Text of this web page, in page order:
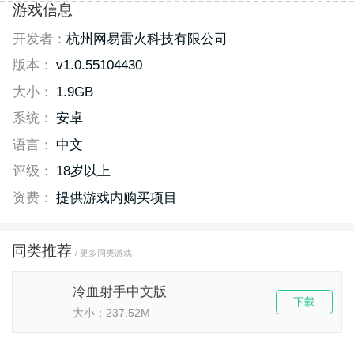
游戏信息
开发者： 杭州网易雷火科技有限公司
版本： v1.0.55104430
大小：
1.9GB
系统： 安卓
语言：
中文
评级：
18岁以上
资费： 提供游戏内购买项目
同类推荐 / 更多同类游戏
冷血射手中文版
大小：237.52M
下载